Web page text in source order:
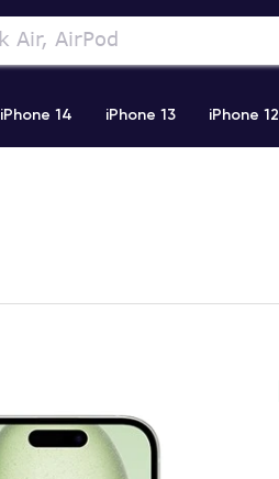
iPhone 14 iPhone 13 iPhone 12